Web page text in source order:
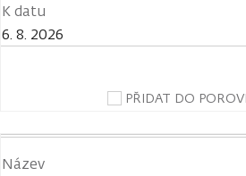
K datu
6. 8. 2026
PŘIDAT DO
Název